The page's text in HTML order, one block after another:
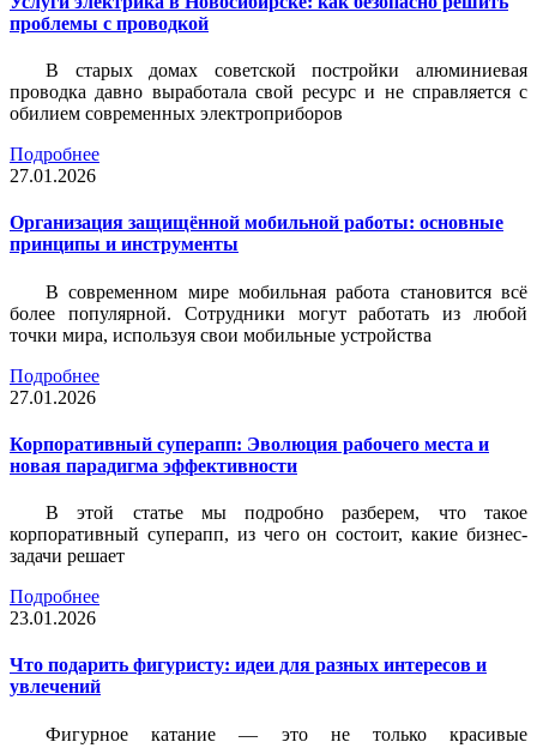
проблемы с проводкой
В старых домах советской постройки алюминиевая
проводка давно выработала свой ресурс и не справляется с
обилием современных электроприборов
Подробнее
27.01.2026
Организация защищённой мобильной работы: основные
принципы и инструменты
В современном мире мобильная работа становится всё
более популярной. Сотрудники могут работать из любой
точки мира, используя свои мобильные устройства
Подробнее
27.01.2026
Корпоративный суперапп: Эволюция рабочего места и
новая парадигма эффективности
В этой статье мы подробно разберем, что такое
корпоративный суперапп, из чего он состоит, какие бизнес-
задачи решает
Подробнее
23.01.2026
Что подарить фигуристу: идеи для разных интересов и
увлечений
Фигурное катание — это не только красивые